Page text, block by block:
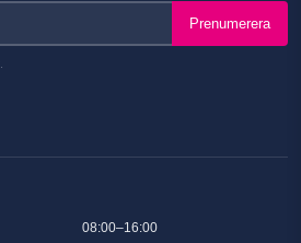
Prenumerera
08:00–16:00